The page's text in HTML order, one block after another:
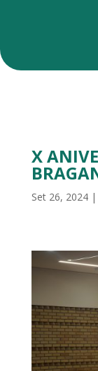
X
Set 26, 2024|